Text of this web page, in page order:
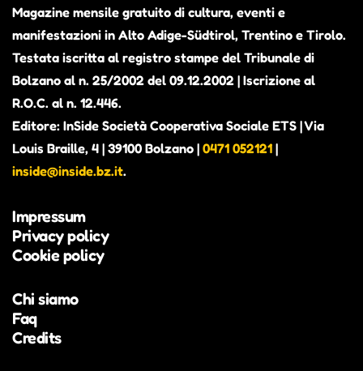
Magazine mensile gratuito di cultura, eventi e
manifestazioni in Alto Adige-Südtirol, Trentino e Tirolo.
Testata iscritta al registro stampe del Tribunale di
Bolzano al n. 25/2002 del 09.12.2002 | Iscrizione al
R.O.C. al n. 12.446.
Editore: InSide Società Cooperativa Sociale ETS | Via
Louis Braille, 4 | 39100 Bolzano | 0471 052121 |
inside@inside.bz.it.
Impressum
Privacy policy
Cookie policy
Chi siamo
Faq
Credits